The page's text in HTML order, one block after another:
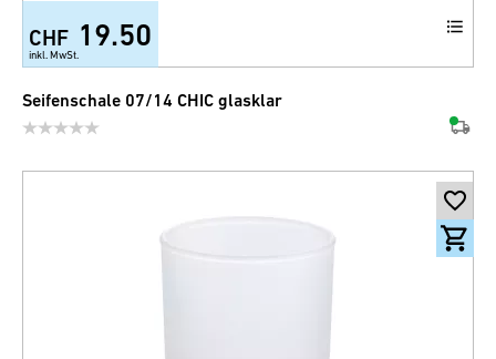
CHF 19.50
inkl. MwSt.
Seifenschale 07/14 CHIC glasklar